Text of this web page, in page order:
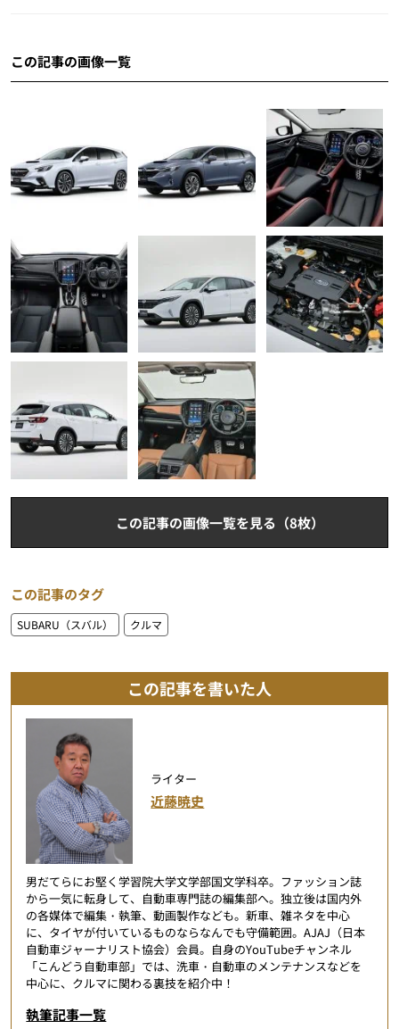
この記事の画像一覧
この記事の画像一覧を見る（8枚）
この記事のタグ
SUBARU（スバル） クルマ
この記事を書いた人
ライター
近藤暁史
男だてらにお堅く学習院大学文学部国文学科卒。ファッション誌
から一気に転身して、自動車専門誌の編集部へ。独立後は国内外
の各媒体で編集・執筆、動画製作なども。新車、雑ネタを中心
に、タイヤが付いているものならなんでも守備範囲。AJAJ（日本
自動車ジャーナリスト協会）会員。自身のYouTubeチャンネル
「こんどう自動車部」では、洗車・自動車のメンテナンスなどを
中心に、クルマに関わる裏技を紹介中！
執筆記事一覧